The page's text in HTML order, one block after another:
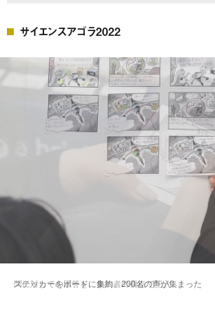
サイエンスアゴラ2022
ステッカーをボードに集約。200名の声が集まった